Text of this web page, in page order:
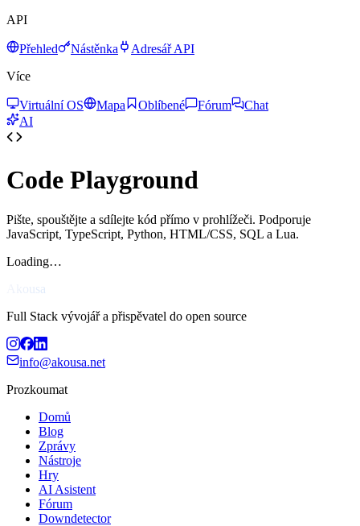
API
Přehled Nástěnka
Adresář API
Více
Virtuální OS Mapa Oblíbené Fórum
Chat
AI
Code Playground
Pište, spouštějte a sdílejte kód přímo v prohlížeči. Podporuje
JavaScript, TypeScript, Python, HTML/CSS, SQL a Lua.
Loading…
Akousa
Full Stack vývojář a přispěvatel do open source
info@akousa.net
Prozkoumat
Domů
Blog
Zprávy
Nástroje
Hry
AI Asistent
Fórum
Downdetector